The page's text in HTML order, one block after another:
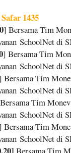
1435
] Bersama Tim
SchoolNet di
] Bersama Tim
SchoolNet di
Bersama Tim
SchoolNet di
Tim
SchoolNet di
Bersama Tim
SchoolNet di